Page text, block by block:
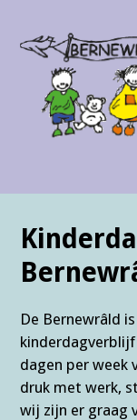
content
De Bernewrâld
dagen per week
druk met werk,
wij zijn er graag